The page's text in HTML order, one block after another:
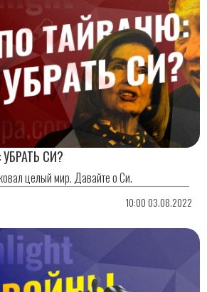
СИ?
целый мир. Давайте о Си.
10:00 03.08.2022